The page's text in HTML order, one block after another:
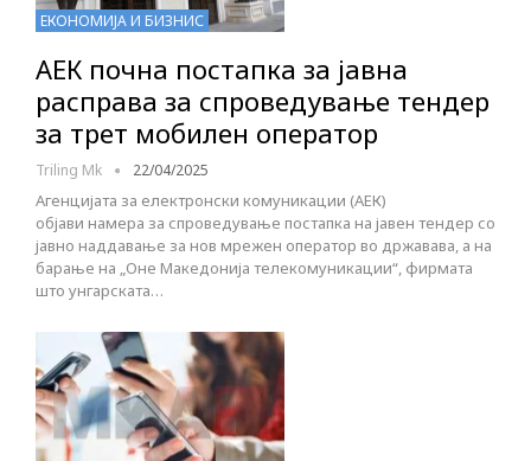
ЕКОНОМИЈА И БИЗНИС
АЕК почна постапка за јавна
расправа за спроведување тендер
за трет мобилен оператор
Triling Mk 22/04/2025
Агенцијата за електронски комуникации (АЕК)
објави намера за спроведување постапка на јавен тендер со
јавно наддавање за нов мрежен оператор во државава, а на
барање на „Оне Македонија телекомуникации“, фирмата
што унгарската…